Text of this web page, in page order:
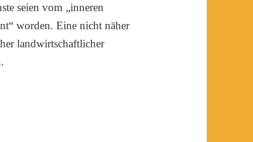
seien vom „inneren
worden. Eine nicht näher
landwirtschaftlicher